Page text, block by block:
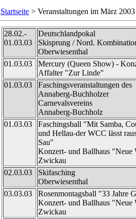
Startseite > Veranstaltungen im März 2003
28.02.-
01.03.03
Deutschlandpokal
Skisprung / Nord.
Oberwiesenthal
01.03.03
Mercury (Queen Show) -
Affalter "Zur Linde"
01.03.03
Faschingsveranstaltungen des
Annaberg-Buchholzer
Carnevalsvereins
Annaberg-Buchholz
01.03.03
Faschingsball "Mit Samba,
und Hellau-der WCC lässt
Sau"
Konzert- und Ballhaus "Neue
Zwickau
02.03.03
Skifasching
Oberwiesenthal
03.03.03
Rosenmontagsball "33 Jahre
Konzert- und Ballhaus "Neue
Zwickau